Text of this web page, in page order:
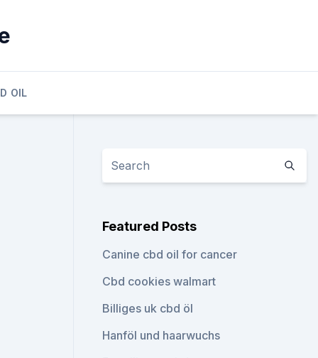
OIL
Featured Posts
Canine cbd oil for cancer
Cbd cookies walmart
Billiges uk cbd öl
Hanföl und haarwuchs